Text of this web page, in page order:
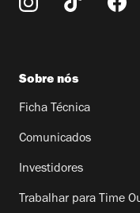
Sobre nós
Ficha Técnica
Comunicados
Investidores
Trabalhar para Time